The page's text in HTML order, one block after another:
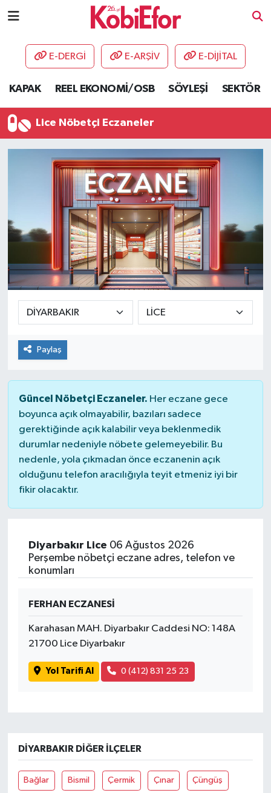
E-DERGİ E-ARŞİV E-DİJİTAL
KAPAK REEL EKONOMİ/OSB SÖYLEŞİ SEKTÖR
Lice Nöbetçi Eczaneler
Paylaş
Güncel Nöbetçi Eczaneler. Her eczane gece
boyunca açık olmayabilir, bazıları sadece
gerektiğinde açık kalabilir veya beklenmedik
durumlar nedeniyle nöbete gelemeyebilir. Bu
nedenle, yola çıkmadan önce eczanenin açık
olduğunu telefon aracılığıyla teyit etmeniz iyi bir
fikir olacaktır.
Diyarbakır Lice 06 Ağustos 2026
Perşembe nöbetçi eczane adres, telefon ve
konumları
FERHAN ECZANESİ
Karahasan MAH. Diyarbakır Caddesi NO: 148A
21700 Lice Diyarbakır
Yol Tarifi Al 0 (412) 831 25 23
DIYARBAKIR DIĞER İLÇELER
Bağlar Bismil Çermik Çınar Çüngüş
AKADEMİ
DESTEK-TEŞVİK
ETKİNLİK
GÜNCEL
HABERLER
KAPAK
OSB
SEKTÖR
ŞİRKET PANO
SÖYLEŞİ
YAŞAM